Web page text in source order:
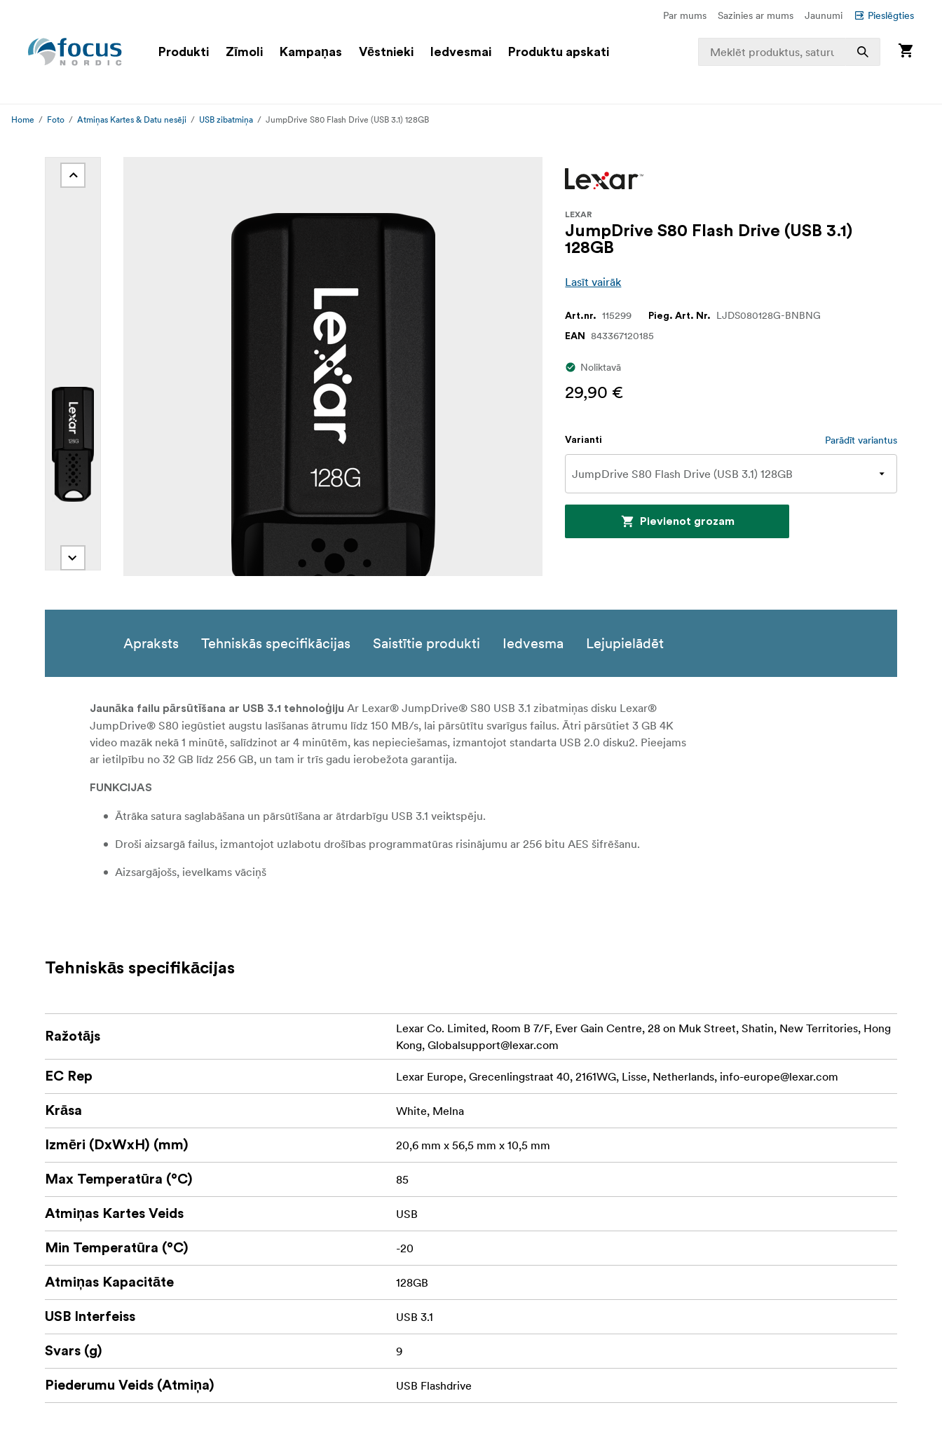
Par mums Sazinies ar mums Jaunumi Pieslēgties
Produkti Zīmoli Kampaņas Vēstnieki Iedvesmai Produktu apskati
Home Foto Atmiņas Kartes & Datu nesēji USB zibatmiņa JumpDrive S80 Flash Drive (USB 3.1) 128GB
LEXAR
JumpDrive S80 Flash Drive (USB 3.1)
128GB
Lasīt vairāk
Art.nr. 115299 Pieg. Art. Nr. LJDS080128G-BNBNG
EAN 843367120185
Noliktavā
29,90 €
Varianti Parādīt variantus
Pievienot grozam
Apraksts Tehniskās specifikācijas Saistītie produkti Iedvesma Lejupielādēt
Jaunāka failu pārsūtīšana ar USB 3.1 tehnoloģiju Ar Lexar® JumpDrive® S80 USB 3.1 zibatmiņas disku Lexar®
JumpDrive® S80 iegūstiet augstu lasīšanas ātrumu līdz 150 MB/s, lai pārsūtītu svarīgus failus. Ātri pārsūtiet 3 GB 4K
video mazāk nekā 1 minūtē, salīdzinot ar 4 minūtēm, kas nepieciešamas, izmantojot standarta USB 2.0 disku2. Pieejams
ar ietilpību no 32 GB līdz 256 GB, un tam ir trīs gadu ierobežota garantija.
FUNKCIJAS
Ātrāka satura saglabāšana un pārsūtīšana ar ātrdarbīgu USB 3.1 veiktspēju.
Droši aizsargā failus, izmantojot uzlabotu drošības programmatūras risinājumu ar 256 bitu AES šifrēšanu.
Aizsargājošs, ievelkams vāciņš
Saturs tiek saglabāts un pārsūtīts ātrākPateicoties īpaši lielajam lasīšanas ātrumam līdz 150 MB/s un rakstīšanas
ātrumam, kas ir līdz pat 10 reizes lielāks nekā standarta USB 2.0 diskiem3, varat ātri pārsūtīt 3 GB 4K filmas klipu mazāk
nekā 1 minūtē, salīdzinot ar 4 minūtēm, kas nepieciešamas, izmantojot standarta USB 2.0 disku. Atpakaļēji saderīgs ar
USB 3.0 un 2.0 ierīcēm.
Droša failu aizsardzībaVēlaties aizsargāt personisko informāciju, finanšu dokumentus vai citus sensitīvus failus,
atrodoties ceļā? JumpDrive S80 ir iekļauts uzlabots drošības programmatūras risinājums ar 256 bitu AES šifrēšanu, kas
palīdz aizsargāt svarīgākos failus pret bojājumiem, nozaudēšanu un dzēšanu. Viegli izveidojiet ar paroli aizsargātu seifu,
kas automātiski šifrē datus. Un, lai būtu mierīgs prāts, no seifa izdzēsti faili tiek droši izdzēsti un tos nav iespējams
atjaunot.
Saglabājiet visu, izmantojot plašu ietilpības diapazonu
. JumpDrive S80 ir pieejams ar plašu ietilpības diapazonu -
32/64/128/256 GB. Šīs opcijas ļauj viegli atrast savām vajadzībām atbilstošu disku un glabāt vairāk datu vienuviet.
PārbaudītsVisi Lexar produktu dizaini tiek rūpīgi testēti Lexar kvalitātes laboratorijās, kurās ir vairāk nekā 1100 digitālo
ierīču, lai nodrošinātu veiktspēju, kvalitāti, savietojamību un uzticamību.
Tehniskās specifikācijas
Ražotājs
Lexar Co. Limited, Room B 7/F, Ever Gain Centre, 28 on Muk Street, Shatin, New Territories, Hong
Kong, Globalsupport@lexar.com
EC Rep Lexar Europe, Grecenlingstraat 40, 2161WG, Lisse, Netherlands, info-europe@lexar.com
Krāsa White, Melna
Izmēri (DxWxH) (mm) 20,6 mm x 56,5 mm x 10,5 mm
Max Temperatūra (°C) 85
Atmiņas Kartes Veids USB
Min Temperatūra (°C) -20
Atmiņas Kapacitāte 128GB
USB Interfeiss USB 3.1
Svars (g) 9
Piederumu Veids (Atmiņa) USB Flashdrive